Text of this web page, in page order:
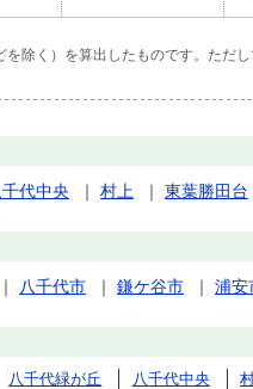
除く）を算出したものです。ただ
千代中央 ｜ 村上 ｜ 東葉勝田台
八千代市 ｜ 鎌ケ谷市 ｜ 浦安
八千代緑が丘 八千代中央